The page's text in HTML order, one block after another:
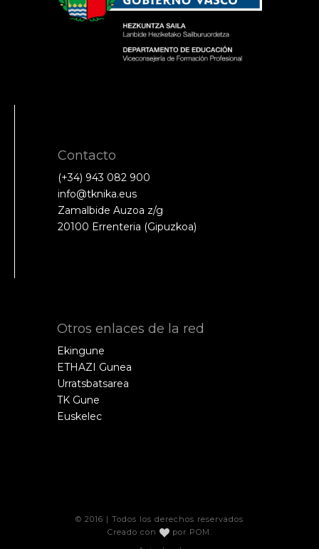
Contacto
(+34) 943 082 900
info@tknika.eus
Zamalbide Auzoa z/g
20100 Errenteria (Gipuzkoa)
Otros enlaces de la red
Ekingune
ETHAZI Gunea
Urratsbatsarea
TK Gune
Euskelec
© 2016 | Todos los derechos reservados
Creado con
por POM .